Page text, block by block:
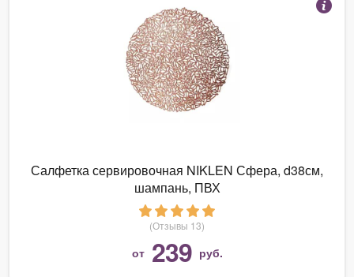
Салфетка сервировочная NIKLEN Сфера, d38см,
шампань, ПВХ
(Отзывы 13)
от 239 руб.